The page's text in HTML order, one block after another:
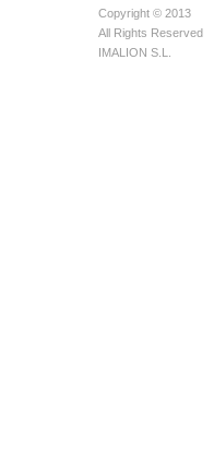
Copyright © 2013
All Rights Reserved
IMALION S.L.